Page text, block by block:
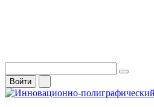
Войти